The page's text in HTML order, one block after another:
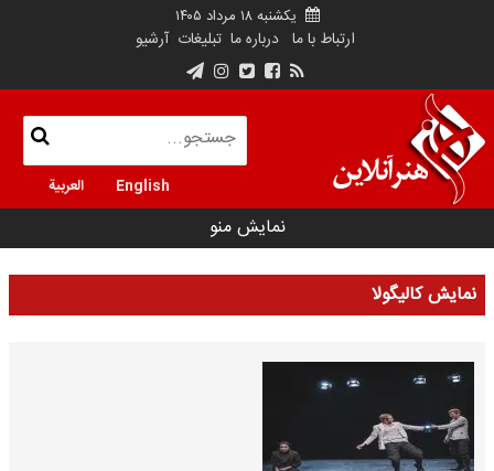
یکشنبه ۱۸ مرداد ۱۴۰۵
ارتباط با ما درباره ما تبلیغات آرشیو
English العربية
نمایش منو
نمایش کالیگولا